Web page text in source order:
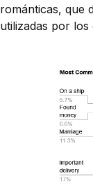
románticas, que
utilizadas por los